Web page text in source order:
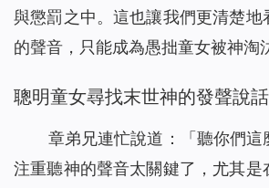
與懲罰之中。這也讓我們更清楚地
的聲音，只能成為愚拙童女被神淘
聰明童女尋找末世神的發聲說話
章弟兄連忙說道：「聽你們這
注重聽神的聲音太關鍵了，尤其是